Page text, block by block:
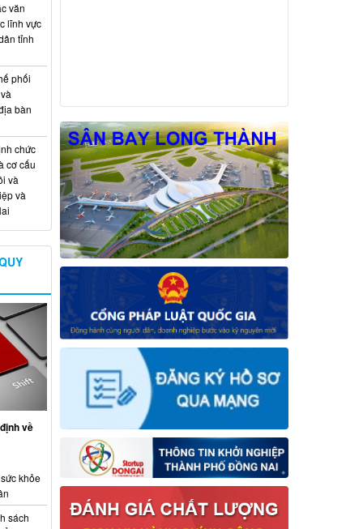
văn
lĩnh vực
tỉnh
phối
bàn
chức
cơ cấu
và
và
về
khỏe
sách